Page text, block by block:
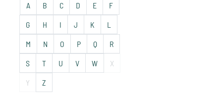
A B C D E F
G H I J K L
M N O P Q R
S T U V W X
Y Z